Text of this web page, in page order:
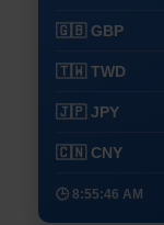
🇬🇧 GBP
🇹🇼 TWD
🇯🇵 JPY
🇨🇳 CNY
🕒 8:55:46 AM